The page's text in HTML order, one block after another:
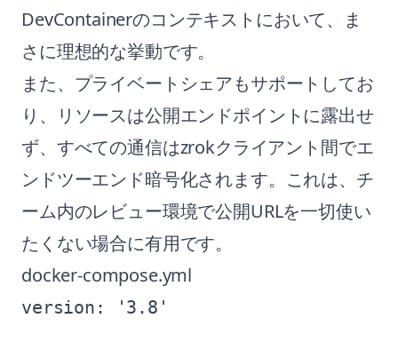
DevContainerのコンテキストにおいて、ま
さに理想的な挙動です。
また、プライベートシェアもサポートしてお
り、リソースは公開エンドポイントに露出せ
ず、すべての通信はzrokクライアント間でエ
ンドツーエンド暗号化されます。これは、チ
ーム内のレビュー環境で公開URLを一切使い
たくない場合に有用です。
docker-compose.yml
version: '3.8'